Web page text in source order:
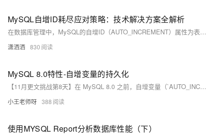
MySQL自增ID耗尽应对策略：技术解决方案全解析
在数据库管理中，MySQL的自增ID（AUTO_INCREMENT）属性为表中的每一行提供了一个唯一的标识符。然而，当自增ID达到其最大值时，如何处理这一情况成为了数据库管理员和开发者必须面对的问题。本文将探讨MySQL自增ID耗尽的原因、影响以及有效的应对策略。
潇洒洒 830
MySQL 8.0特性-自增变量的持久化
【11月更文挑战第8天】在 MySQL 8.0 之前，自增变量（`AUTO_INCREMENT`）的行为在服务器重启后可能会发生变化，导致意外结果。MySQL 8.0 引入了自增变量的持久化特性，将其信息存储在数据字典中，确保重启后的一致性。这提高了开发和管理的稳定性，减少了主键冲突和数据不一致的风险。默认情况下，MySQL 8.0 启用了这一特性，但在升级时需注意行为变化。
小王老师呀 388
使用MYSQL Report分析数据库性能（下）